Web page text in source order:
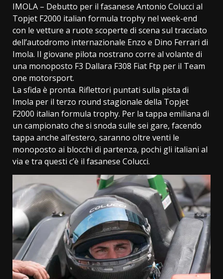
IMOLA – Debutto per il fasanese Antonio Colucci al
Topjet F2000 italian formula trophy nel week-end
con le vetture a ruote scoperte di scena sul tracciato
dell’autodromo internazionale Enzo e Dino Ferrari di
Imola. Il giovane pilota nostrano corre al volante di
una monoposto F3 Dallara F308 Fiat Ftp per il Team
one motorsport.
La sfida è pronta. Riflettori puntati sulla pista di
Imola per il terzo round stagionale della Topjet
F2000 italian formula trophy. Per la tappa emiliana di
un campionato che si snoda sulle sei gare, facendo
tappa anche all’estero, saranno oltre venti le
monoposto ai blocchi di partenza, pochi gli italiani al
via e tra questi c’è il fasanese Colucci.